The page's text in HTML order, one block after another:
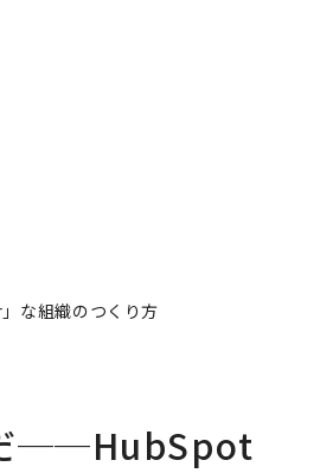
な組織のつくり方
だ──HubSpot